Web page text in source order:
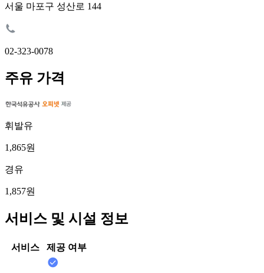
서울 마포구 성산로 144
02-323-0078
주유 가격
휘발유
1,865원
경유
1,857원
서비스 및 시설 정보
서비스 제공 여부